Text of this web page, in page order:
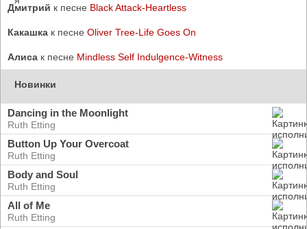
Дмитрий к песне Black Attack-Heartless
Какашка к песне Oliver Tree-Life Goes On
Алиса к песне Mindless Self Indulgence-Witness
Новинки
Dancing in the Moonlight
Ruth Etting
Button Up Your Overcoat
Ruth Etting
Body and Soul
Ruth Etting
All of Me
Ruth Etting